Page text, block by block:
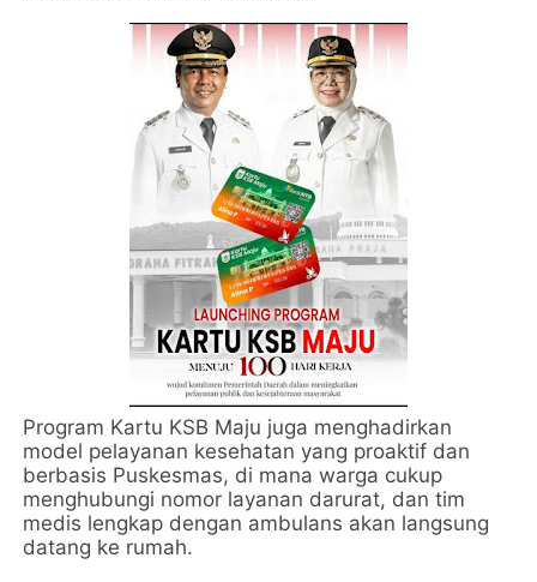
Program Kartu KSB Maju juga menghadirkan
model pelayanan kesehatan yang proaktif dan
berbasis Puskesmas, di mana warga cukup
menghubungi nomor layanan darurat, dan tim
medis lengkap dengan ambulans akan langsung
datang ke rumah.